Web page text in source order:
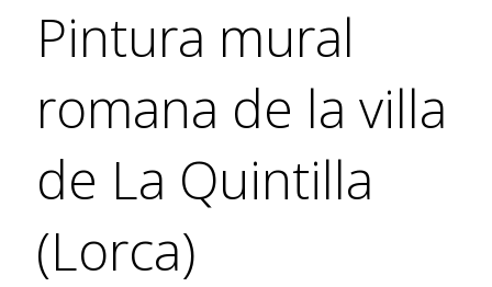
Pintura mural
romana de la villa
de La Quintilla
(Lorca)